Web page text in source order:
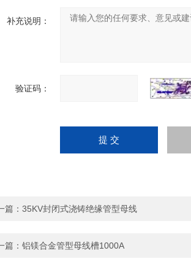
补充说明：
验证码：
篇： 35KV封闭式浇铸绝缘管型母线
篇： 铝镁合金管型母线槽1000A